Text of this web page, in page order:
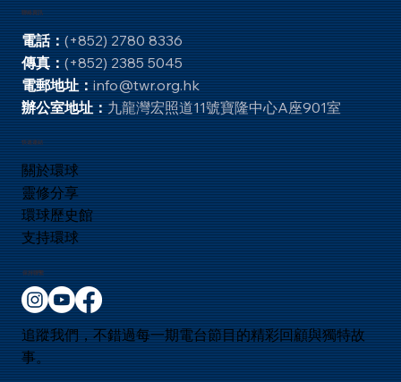
記下 24:
聯絡資訊
電話：(+852) 2780 8336
傳真：(+852) 2385 5045
電郵地址：info@twr.org.hk
辦公室地址：九龍灣宏照道11號寶隆中心A座901室
快速連結
關於環球
靈修分享
環球歷史館
支持環球
保持聯繫
追蹤我們，不錯過每一期電台節目的精彩回顧與獨特故
事。